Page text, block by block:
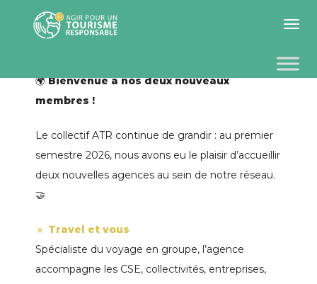
Toggle
🌍Bienvenue à nos deux nouveaux
membres !
Le collectif ATR continue de grandir : au premier
semestre 2026, nous avons eu le plaisir d’accueillir
deux nouvelles agences au sein de notre réseau.
🤝
🔹 Travel et vous
Spécialiste du voyage en groupe, l’agence
accompagne les CSE, collectivités, entreprises,